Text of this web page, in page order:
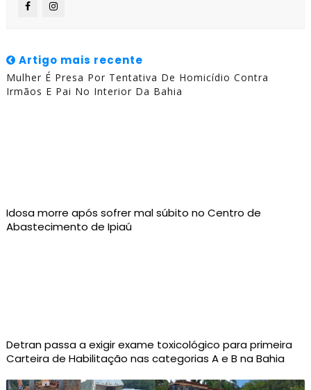
Artigo mais recente
Mulher É Presa Por Tentativa De Homicídio Contra
Irmãos E Pai No Interior Da Bahia
Idosa morre após sofrer mal súbito no Centro de
Abastecimento de Ipiaú
Detran passa a exigir exame toxicológico para primeira
Carteira de Habilitação nas categorias A e B na Bahia